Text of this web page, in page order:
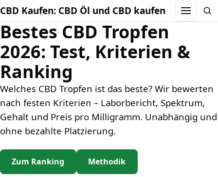
CBD Kaufen: CBD Öl und CBD kaufen Menu
Bestes CBD Tropfen
2026: Test, Kriterien &
Ranking
Welches CBD Tropfen ist das beste? Wir bewerten
nach festen Kriterien – Laborbericht, Spektrum,
Gehalt und Preis pro Milligramm. Unabhängig und
ohne bezahlte Platzierung.
Zum Ranking Methodik